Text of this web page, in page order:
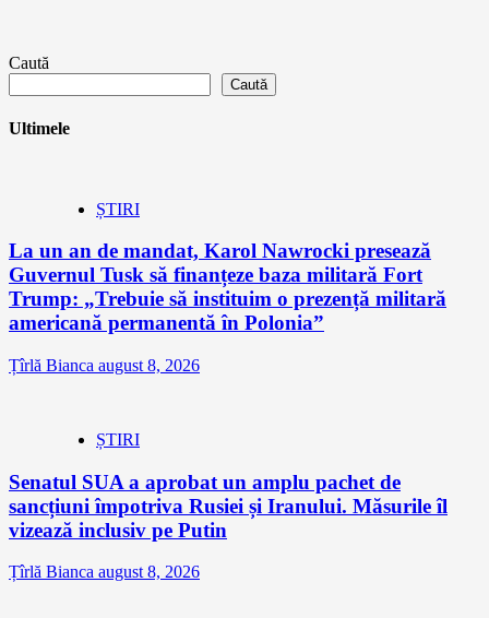
Caută
Caută
Ultimele
ȘTIRI
La un an de mandat, Karol Nawrocki presează
Guvernul Tusk să finanțeze baza militară Fort
Trump: „Trebuie să instituim o prezență militară
americană permanentă în Polonia”
Țîrlă Bianca august 8, 2026
ȘTIRI
Senatul SUA a aprobat un amplu pachet de
sancțiuni împotriva Rusiei și Iranului. Măsurile îl
vizează inclusiv pe Putin
Țîrlă Bianca august 8, 2026